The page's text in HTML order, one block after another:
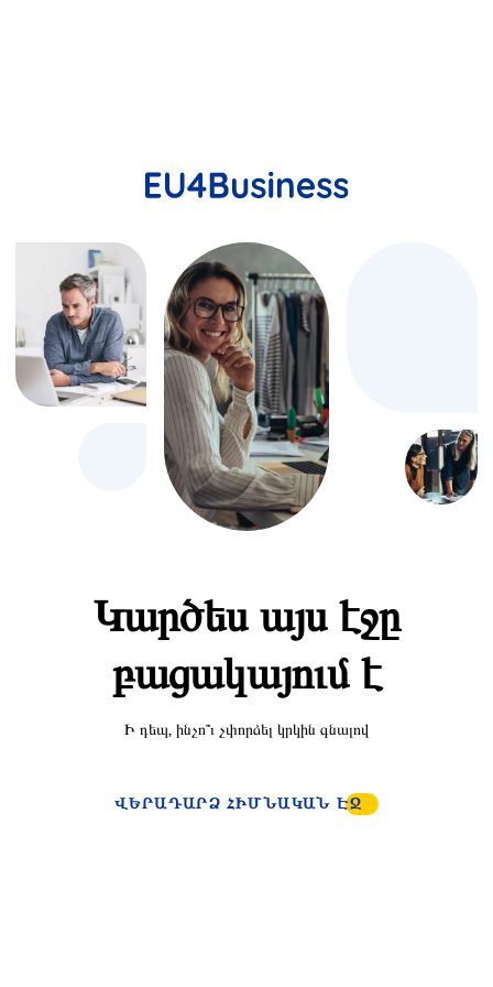
Կարծես այս էջը
բացակայում է
Ի դեպ, ինչո՞ւ չփորձել կրկին գնալով
ՎԵՐԱԴԱՐՁ ՀԻՄՆԱԿԱՆ ԷՋ